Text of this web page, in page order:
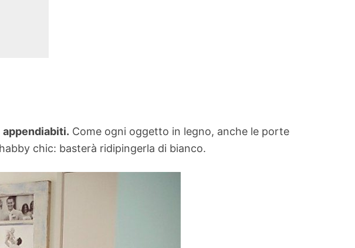
appendiabiti. Come ogni oggetto in legno, anche le porte
chic: basterà ridipingerla di bianco.